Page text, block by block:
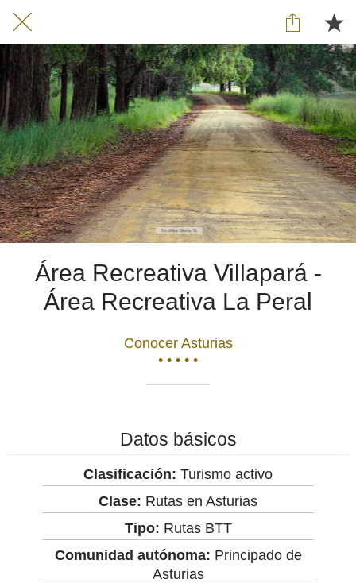
Área Recreativa Villapará -
Área Recreativa La Peral
Conocer Asturias
• • • • •
Datos básicos
Clasificación: Turismo activo
Clase: Rutas en Asturias
Tipo: Rutas BTT
Comunidad autónoma: Principado de
Asturias